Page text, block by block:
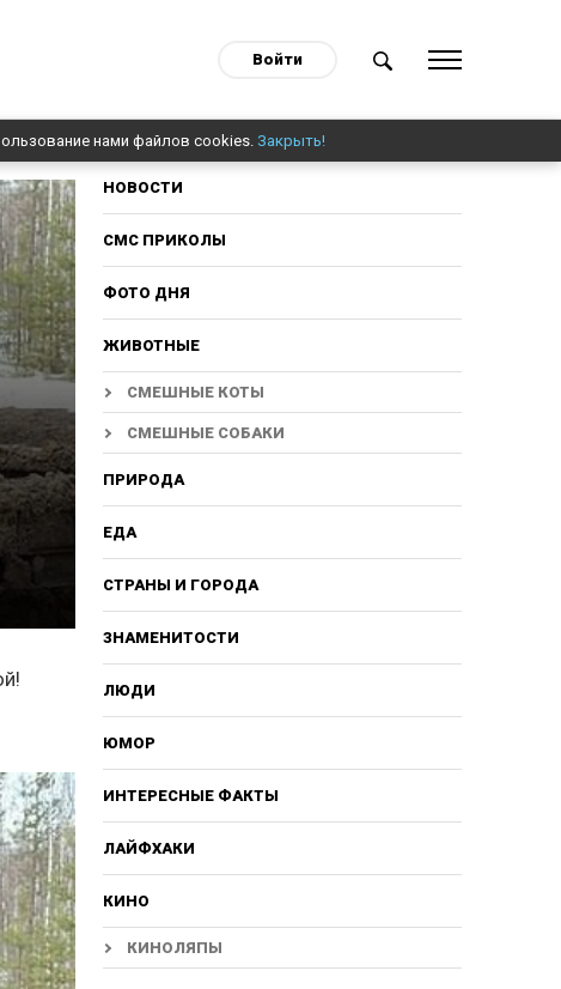
Войти
нами файлов cookies. Закрыть!
НОВОСТИ
СМС ПРИКОЛЫ
ФОТО ДНЯ
ЖИВОТНЫЕ
СМЕШНЫЕ КОТЫ
СМЕШНЫЕ СОБАКИ
ПРИРОДА
ЕДА
СТРАНЫ И ГОРОДА
ЗНАМЕНИТОСТИ
ЛЮДИ
ЮМОР
ИНТЕРЕСНЫЕ ФАКТЫ
ЛАЙФХАКИ
КИНО
КИНОЛЯПЫ